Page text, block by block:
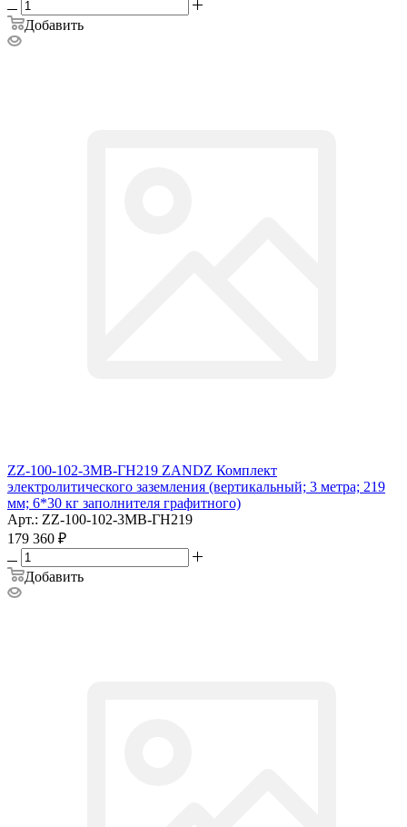
Добавить
ZZ-100-102-3МВ-ГН219 ZANDZ Комплект
электролитического заземления (вертикальный; 3 метра; 219
мм; 6*30 кг заполнителя графитного)
Арт.: ZZ-100-102-3МВ-ГН219
179 360 ₽
Добавить